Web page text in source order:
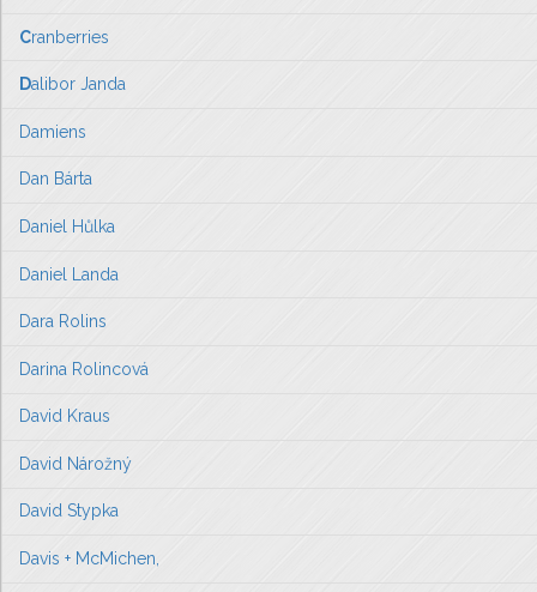
Cranberries
Dalibor Janda
Damiens
Dan Bárta
Daniel Hůlka
Daniel Landa
Dara Rolins
Darina Rolincová
David Kraus
David Nárožný
David Stypka
Davis + McMichen,